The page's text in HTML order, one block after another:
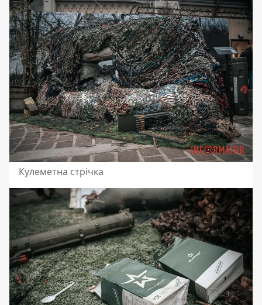
Кулеметна стрічка